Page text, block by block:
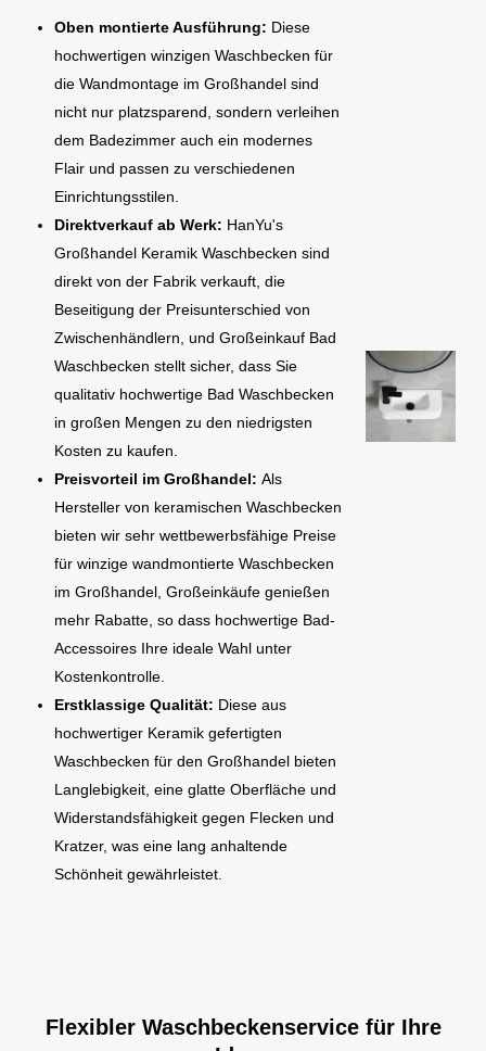
Oben montierte Ausführung: Diese
hochwertigen winzigen Waschbecken für
die Wandmontage im Großhandel sind
nicht nur platzsparend, sondern verleihen
dem Badezimmer auch ein modernes
Flair und passen zu verschiedenen
Einrichtungsstilen.
Direktverkauf ab Werk: HanYu's
Großhandel Keramik Waschbecken sind
direkt von der Fabrik verkauft, die
Beseitigung der Preisunterschied von
Zwischenhändlern, und Großeinkauf Bad
Waschbecken stellt sicher, dass Sie
qualitativ hochwertige Bad Waschbecken
in großen Mengen zu den niedrigsten
Kosten zu kaufen.
Preisvorteil im Großhandel: Als
Hersteller von keramischen Waschbecken
bieten wir sehr wettbewerbsfähige Preise
für winzige wandmontierte Waschbecken
im Großhandel, Großeinkäufe genießen
mehr Rabatte, so dass hochwertige Bad-
Accessoires Ihre ideale Wahl unter
Kostenkontrolle.
Erstklassige Qualität: Diese aus
hochwertiger Keramik gefertigten
Waschbecken für den Großhandel bieten
Langlebigkeit, eine glatte Oberfläche und
Widerstandsfähigkeit gegen Flecken und
Kratzer, was eine lang anhaltende
Schönheit gewährleistet.
Flexibler Waschbeckenservice für Ihre